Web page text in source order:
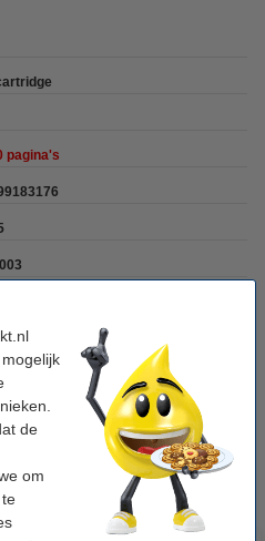
de
om
pagina's
1 doos van 2.500 vel A4 -
Credit
producten